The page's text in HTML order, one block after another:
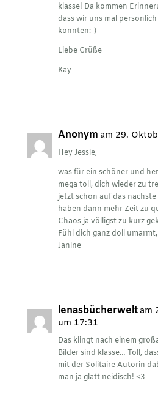
klasse! Da kommen
dass wir uns mal
konnten:-)
Liebe Grüße
Kay
Anonym am 29.
Hey Jessie,
was für ein schöner und
mega toll, dich wieder zu
jetzt schon auf das
haben dann mehr Zeit zu
Chaos ja völligst zu kurz
Fühl dich ganz doll umarmt,
Janine
lenasbücherwelt am
um 17:31
Das klingt nach einem
Bilder sind klasse… Toll,
mit der Solitaire Autorin
man ja glatt neidisch! <3